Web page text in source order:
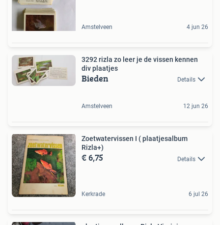
Amstelveen 4 jun 26
3292 rizla zo leer je de vissen kennen
div plaatjes
Bieden Details
Amstelveen 12 jun 26
Zoetwatervissen I ( plaatjesalbum
Rizla+)
€ 6,75 Details
Kerkrade 6 jul 26